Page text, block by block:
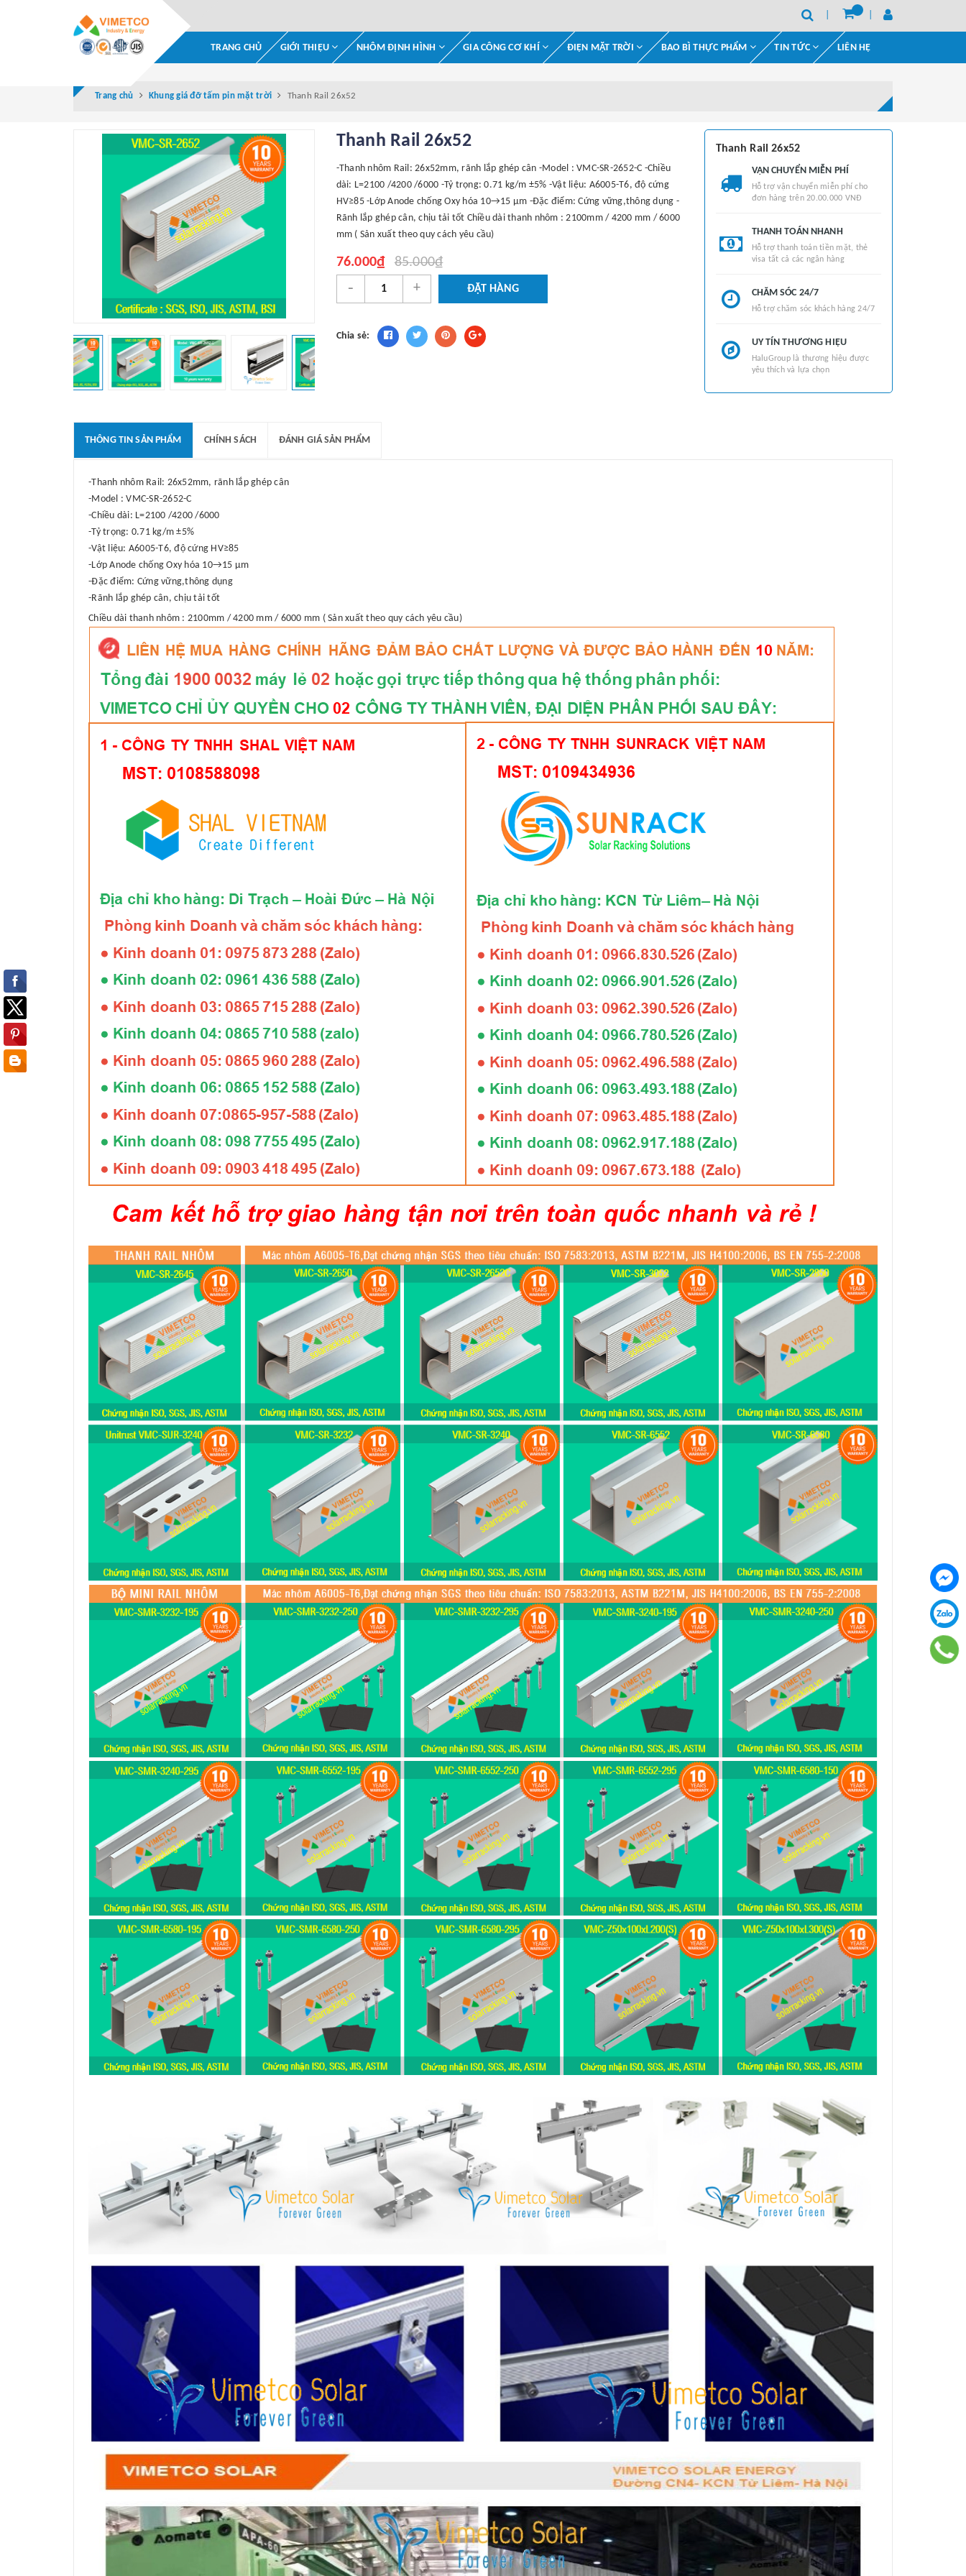
TRANG CHỦ GIỚI THIỆU NHÔM ĐỊNH HÌNH GIA CÔNG CƠ KHÍ ĐIỆN MẶT TRỜI BAO BÌ THỰC PHẨM TIN TỨC LIÊN HỆ
Trang chủ Khung giá đỡ tấm pin mặt trời Thanh Rail 26x52
Thanh Rail 26x52
-Thanh nhôm Rail: 26x52mm, rãnh lắp ghép cân -Model : VMC-SR-2652-C -Chiều
dài: L=2100 /4200 /6000 -Tỷ trọng: 0.71 kg/m ±5% -Vật liệu: A6005-T6, độ cứng
HV≥85 -Lớp Anode chống Oxy hóa 10→15 μm -Đặc điểm: Cứng vững,thông dụng -
Rãnh lắp ghép cân, chịu tải tốt Chiều dài thanh nhôm : 2100mm / 4200 mm / 6000
mm ( Sản xuất theo quy cách yêu cầu)
76.000₫ 85.000₫
- + ĐẶT HÀNG
Chia sẻ:
Thanh Rail 26x52
VẬN CHUYỂN MIỄN PHÍ
Hỗ trợ vận chuyển miễn phí cho
đơn hàng trên 20.00.000 VNĐ
THANH TOÁN NHANH
Hỗ trợ thanh toán tiền mặt, thẻ
visa tất cả các ngân hàng
CHĂM SÓC 24/7
Hỗ trợ chăm sóc khách hàng 24/7
UY TÍN THƯƠNG HIỆU
HaluGroup là thương hiệu được
yêu thích và lựa chọn
THÔNG TIN SẢN PHẨM CHÍNH SÁCH ĐÁNH GIÁ SẢN PHẨM
-Thanh nhôm Rail: 26x52mm, rãnh lắp ghép cân
-Model : VMC-SR-2652-C
-Chiều dài: L=2100 /4200 /6000
-Tỷ trọng: 0.71 kg/m ±5%
-Vật liệu: A6005-T6, độ cứng HV≥85
-Lớp Anode chống Oxy hóa 10→15 μm
-Đặc điểm: Cứng vững,thông dụng
-Rãnh lắp ghép cân, chịu tải tốt
Chiều dài thanh nhôm : 2100mm / 4200 mm / 6000 mm ( Sản xuất theo quy cách yêu cầu)